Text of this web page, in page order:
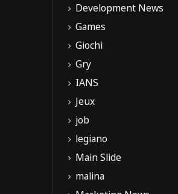
Development News
Games
Giochi
Gry
IANS
Jeux
job
legiano
Main Slide
malina